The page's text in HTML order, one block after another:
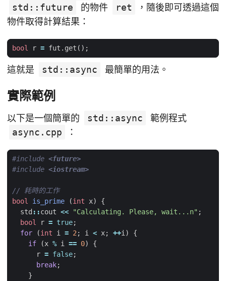
std::future 的物件 ret
，隨後即可透過這個
物件取得計算結果：
bool r = fut . get ();
這就是 std::async 最簡單的用法。
實際範例
以下是一個簡單的 std::async
範例程式
async.cpp
：
#include <future>
#include <iostream>
bool
is_prime (int x)
{
std ::cout << "Calculating. Please, wait...n" ;
bool
r = true;
for
(int i = 2 ; i < x; ++i )
{
if
(x % i == 0)
{
r = false;
break;
}